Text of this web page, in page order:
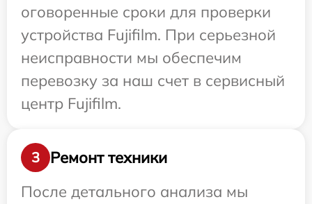
оговоренные сроки для проверки
устройства Fujifilm. При серьезной
неисправности мы обеспечим
перевозку за наш счет в сервисный
центр Fujifilm.
3
Ремонт техники
После детального анализа мы